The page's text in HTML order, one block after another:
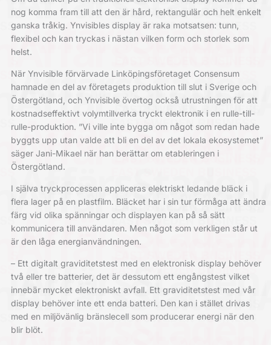
nog komma fram till att den är hård, rektangulär och helt enkelt
ganska tråkig. Ynvisibles display är raka motsatsen: tunn,
flexibel och kan tryckas i nästan vilken form och storlek som
helst.
När Ynvisible förvärvade Linköpingsföretaget Consensum
hamnade en del av företagets produktion till slut i Sverige och
Östergötland, och Ynvisible övertog också utrustningen för att
kostnadseffektivt volymtillverka tryckt elektronik i en rulle-till-
rulle-produktion. ”Vi ville inte bygga om något som redan hade
byggts upp utan valde att bli en del av det lokala ekosystemet”
säger Jani-Mikael när han berättar om etableringen i
Östergötland.
I själva tryckprocessen appliceras elektriskt ledande bläck i
flera lager på en plastfilm. Bläcket har i sin tur förmåga att ändra
färg vid olika spänningar och displayen kan på så sätt
kommunicera till användaren. Men något som verkligen står ut
är den låga energianvändningen.
– Ett digitalt graviditetstest med en elektronisk display behöver
två eller tre batterier, det är dessutom ett engångstest vilket
innebär mycket elektroniskt avfall. Ett graviditetstest med vår
display behöver inte ett enda batteri. Den kan i stället drivas
med en miljövänlig bränslecell som producerar energi när den
blir blöt.